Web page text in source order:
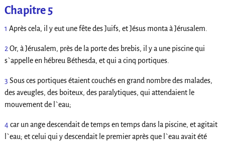
Chapitre 5
1 Après cela, il y eut une fête des Juifs, et Jésus monta à Jérusalem.
2 Or, à Jérusalem, près de la porte des brebis, il y a une piscine qui
s`appelle en hébreu Béthesda, et qui a cinq portiques.
3 Sous ces portiques étaient couchés en grand nombre des malades,
des aveugles, des boiteux, des paralytiques, qui attendaient le
mouvement de l`eau;
4car un ange descendait de temps en temps dans la piscine, et agitait
l`eau; et celui qui y descendait le premier après que l`eau avait été